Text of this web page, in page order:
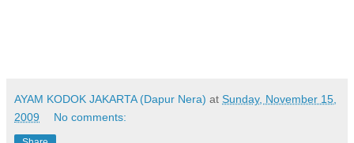
AYAM KODOK JAKARTA (Dapur Nera) at Sunday, November 15,
2009
No comments: